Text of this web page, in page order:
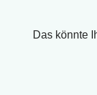
Das könnte